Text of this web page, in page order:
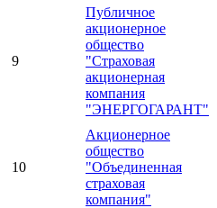
9
Публичное
акционерное
общество
"Страховая
акционерная
компания
"ЭНЕРГОГАРАНТ"
10
Акционерное
общество
"Объединенная
страховая
компания"